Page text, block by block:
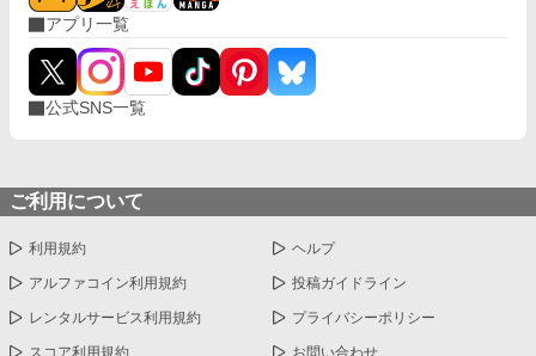
アプリ一覧
公式SNS一覧
ご利用について
利用規約 ヘルプ
アルファコイン利用規約 投稿ガイドライン
レンタルサービス利用規約 プライバシーポリシー
スコア利用規約 お問い合わせ